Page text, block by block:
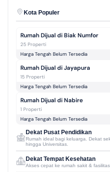
Kota Populer
Rumah Dijual di Biak Numfor
25 Properti
Harga Tengah Belum Tersedia
Rumah Dijual di Jayapura
15 Properti
Harga Tengah Belum Tersedia
Rumah Dijual di Nabire
1 Properti
Harga Tengah Belum Tersedia
Dekat Pusat Pendidikan
Rumah ideal bagi keluarga. Dekat
hingga Universitas.
Dekat Tempat Kesehatan
Akses cepat ke rumah sakit &